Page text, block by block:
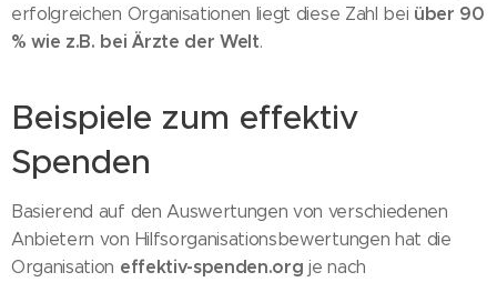
erfolgreichen Organisationen liegt diese Zahl bei über 90
% wie z.B. bei Ärzte der Welt.
Beispiele zum effektiv
Spenden
Basierend auf den Auswertungen von verschiedenen
Anbietern von Hilfsorganisationsbewertungen hat die
Organisation effektiv-spenden.org je nach